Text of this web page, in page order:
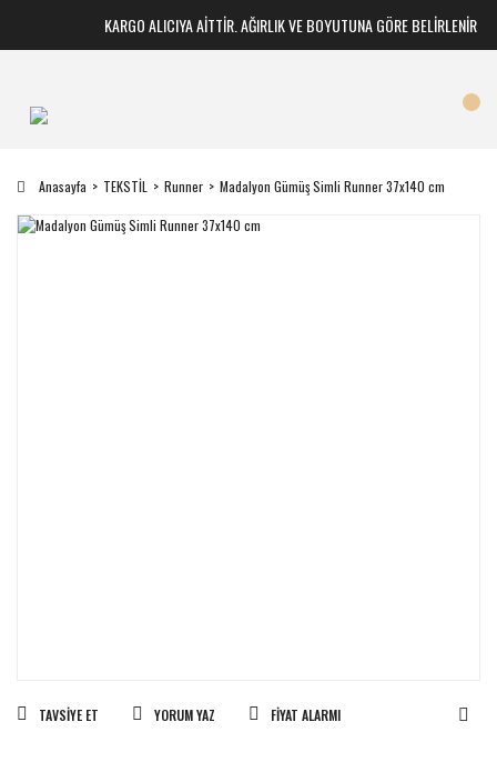
KARGO ALICIYA AİTTİR. AĞIRLIK VE BOYUTUNA GÖRE BELİRLENİR
Anasayfa TEKSTİL Runner Madalyon Gümüş Simli Runner 37x140 cm
TAVSIYE ET YORUM YAZ FIYAT ALARMI